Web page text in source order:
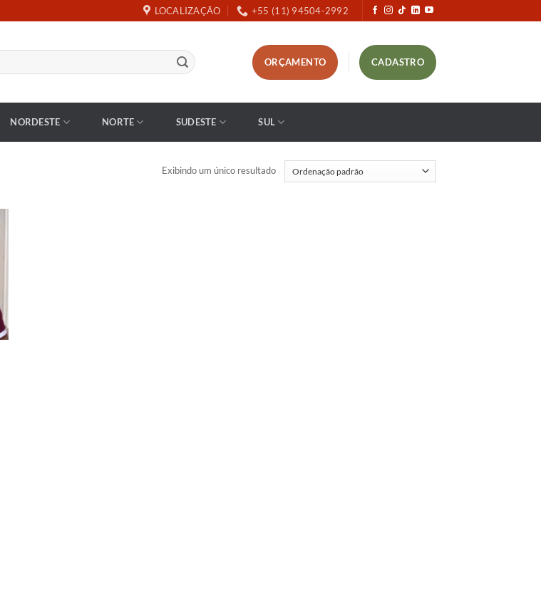
LOCALIZAÇÃO +55 (11) 94504-2992
ORÇAMENTO CADASTRO
NORDESTE NORTE SUDESTE SUL
Exibindo um único resultado